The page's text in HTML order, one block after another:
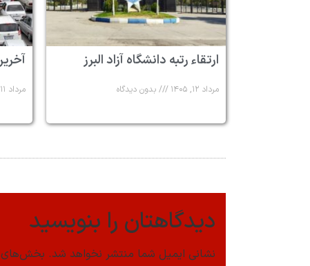
ارتقاء رتبه دانشگاه آزاد البرز
مرداد ۱۲, ۱۴۰۵ بدون دیدگاه مرداد ۱۱, ۱۴۰۵
دیدگاهتان را بنویسید
نشانی ایمیل شما منتشر نخواهد شد. بخش‌های